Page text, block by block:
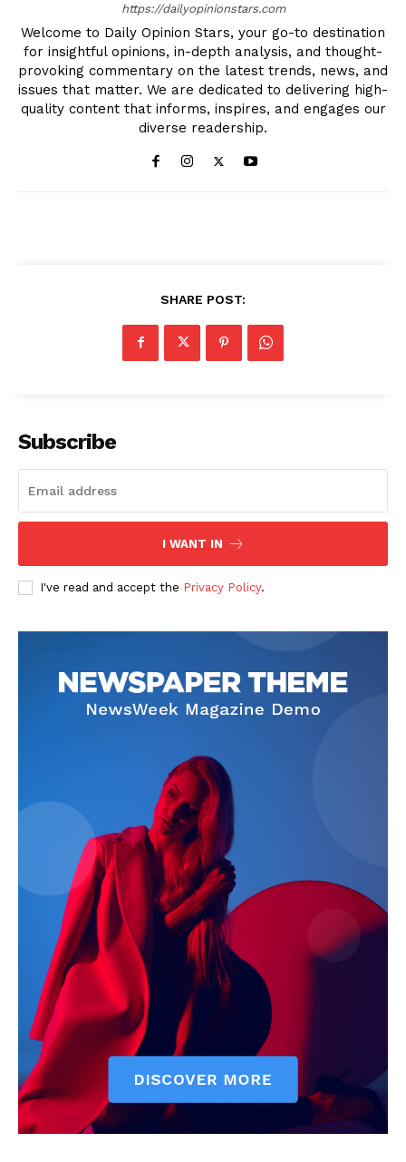
https://dailyopinionstars.com
Welcome to Daily Opinion Stars, your go-to destination
for insightful opinions, in-depth analysis, and thought-
provoking commentary on the latest trends, news, and
issues that matter. We are dedicated to delivering high-
quality content that informs, inspires, and engages our
diverse readership.
SHARE POST:
Subscribe
I WANT IN
I've read and accept the Privacy Policy.